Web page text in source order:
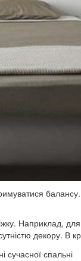
балансу.
Наприклад,
декору. В